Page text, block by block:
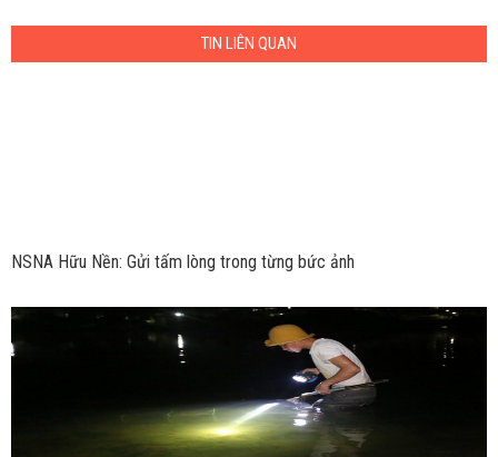
TIN LIÊN QUAN
NSNA Hữu Nền: Gửi tấm lòng trong từng bức ảnh